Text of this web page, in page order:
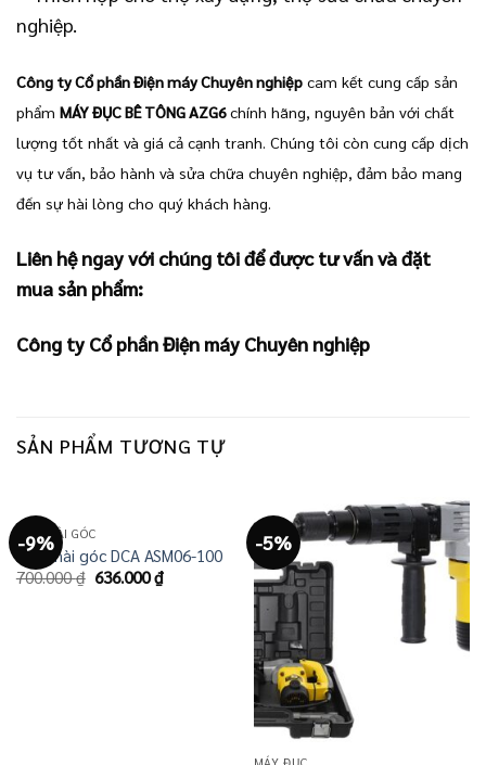
nghiệp.
Công ty Cổ phần Điện máy Chuyên nghiệp cam kết cung cấp sản
phẩm MÁY ĐỤC BÊ TÔNG AZG6chính hãng, nguyên bản với chất
lượng tốt nhất và giá cả cạnh tranh. Chúng tôi còn cung cấp dịch
vụ tư vấn, bảo hành và sửa chữa chuyên nghiệp, đảm bảo mang
đến sự hài lòng cho quý khách hàng.
Liên hệ ngay với chúng tôi để được tư vấn và đặt
mua sản phẩm:
Công ty Cổ phần Điện máy Chuyên nghiệp
SẢN PHẨM TƯƠNG TỰ
-9%
MÁY MÀI GÓC
Máy mài góc DCA ASM06-100
700.000₫ Giá
636.000₫Giá
-5%